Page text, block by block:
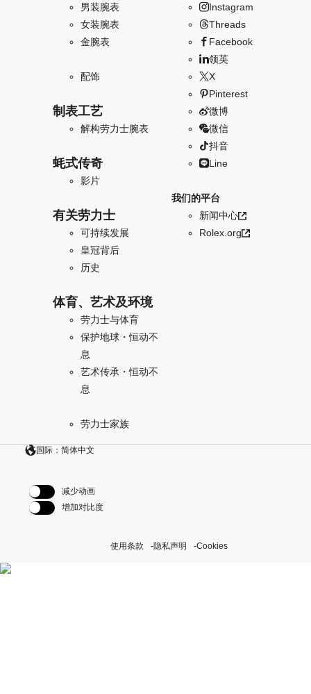
男装腕表
女装腕表
金腕表
配饰
制表工艺
解构劳力士腕表
蚝式传奇
影片
有关劳力士
可持续发展
皇冠背后
历史
体育、艺术及环境
劳力士与体育
保护地球・恒动不
息
艺术传承・恒动不
息
劳力士家族
Instagram
Threads
Facebook
领英
X
Pinterest
微博
微信
抖音
Line
我们的平台
新闻中心
Rolex.org
国际：简体中文
减少动画
增加对比度
使用条款 隐私声明 Cookies